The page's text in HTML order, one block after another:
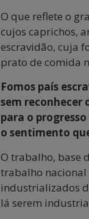
O que reflete o
cujos caprichos,
escravidão, cuja
prato de comida
Fomos país
sem reconhecer
para o
o sentimento
O trabalho, base
trabalho nacional
industrializados
lá serem